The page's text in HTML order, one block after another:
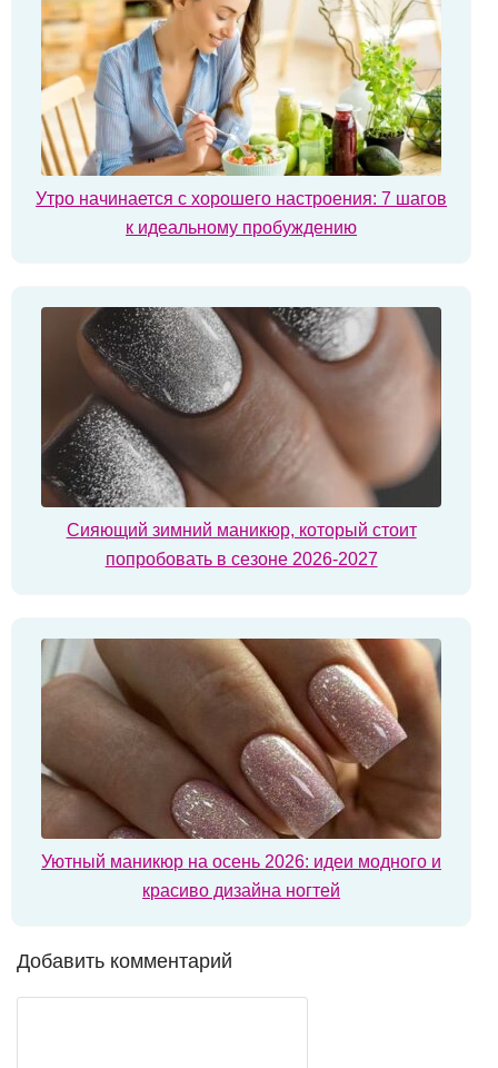
Утро начинается с хорошего настроения: 7 шагов
к идеальному пробуждению
Сияющий зимний маникюр, который стоит
попробовать в сезоне 2026-2027
Уютный маникюр на осень 2026: идеи модного и
красиво дизайна ногтей
Добавить комментарий